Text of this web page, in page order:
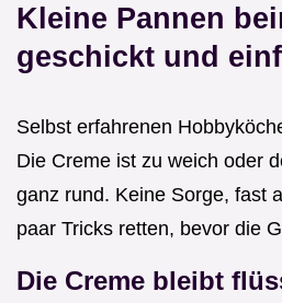
Kleine Pannen
geschickt und
Selbst erfahrenen
Die Creme ist zu weich oder
ganz rund. Keine Sorge, fast
paar Tricks retten, bevor die
Die Creme bleibt